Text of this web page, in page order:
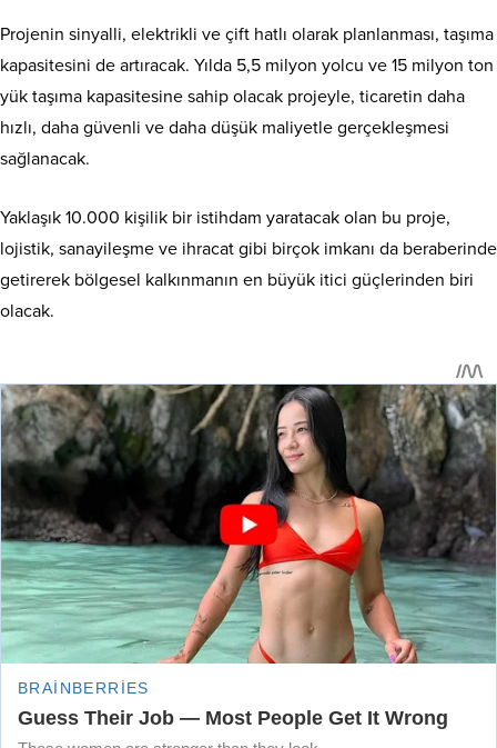
Projenin sinyalli, elektrikli ve çift hatlı olarak planlanması, taşıma
kapasitesini de artıracak. Yılda 5,5 milyon yolcu ve 15 milyon ton
yük taşıma kapasitesine sahip olacak projeyle, ticaretin daha
hızlı, daha güvenli ve daha düşük maliyetle gerçekleşmesi
sağlanacak.
Yaklaşık 10.000 kişilik bir istihdam yaratacak olan bu proje,
lojistik, sanayileşme ve ihracat gibi birçok imkanı da beraberinde
getirerek bölgesel kalkınmanın en büyük itici güçlerinden biri
olacak.